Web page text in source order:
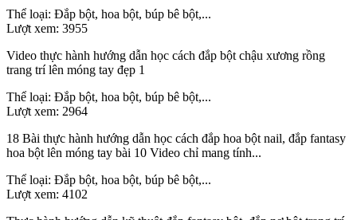
Thể loại: Đắp bột, hoa bột, búp bê bột,...
Lượt xem: 3955
Video thực hành hướng dẫn học cách đắp bột chậu xương rồng
trang trí lên móng tay đẹp 1
Thể loại: Đắp bột, hoa bột, búp bê bột,...
Lượt xem: 2964
18 Bài thực hành hướng dẫn học cách đắp hoa bột nail, đắp fantasy
hoa bột lên móng tay bài 10 Video chỉ mang tính...
Thể loại: Đắp bột, hoa bột, búp bê bột,...
Lượt xem: 4102